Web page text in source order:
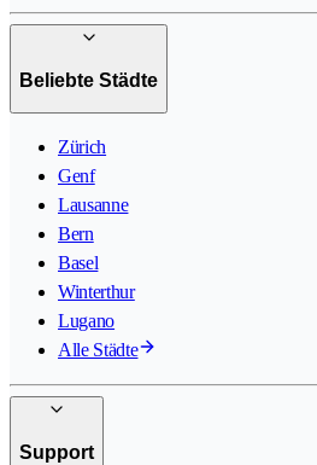
Beliebte Städte
Zürich
Genf
Lausanne
Bern
Basel
Winterthur
Lugano
Alle Städte
Support